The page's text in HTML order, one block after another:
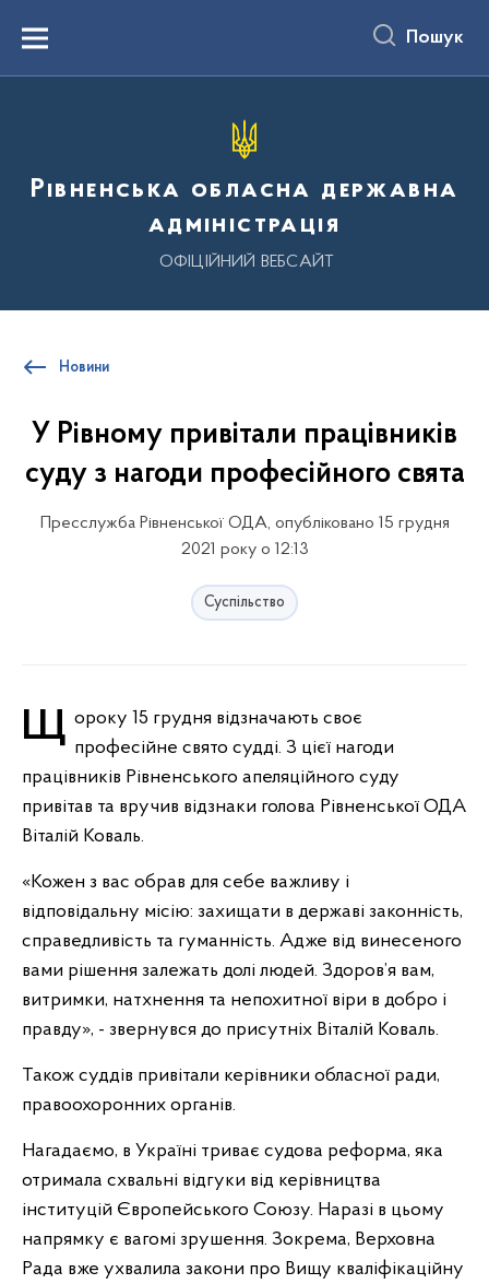
вмістуMenu Пошук
Рівненська обласна державна
адміністрація
ОФІЦІЙНИЙ ВЕБСАЙТ
Новини
У Рівному привітали працівників
суду з нагоди професійного свята
Пресслужба Рівненської ОДА, опубліковано 15 грудня
2021 року о 12:13
Суспільство
Щороку 15 грудня відзначають своє професійне свято судді. З цієї нагоди
працівників Рівненського апеляційного суду
привітав та вручив відзнаки голова Рівненської ОДА
Віталій Коваль.
«Кожен з вас обрав для себе важливу і
відповідальну місію: захищати в державі законність,
справедливість та гуманність. Адже від винесеного
вами рішення залежать долі людей. Здоров’я вам,
витримки, натхнення та непохитної віри в добро і
правду», - звернувся до присутніх Віталій Коваль.
Також суддів привітали керівники обласної ради,
правоохоронних органів.
Нагадаємо, в Україні триває судова реформа, яка
отримала схвальні відгуки від керівництва
інституцій Європейського Союзу. Наразі в цьому
напрямку є вагомі зрушення. Зокрема, Верховна
Рада вже ухвалила закони про Вищу кваліфікаційну